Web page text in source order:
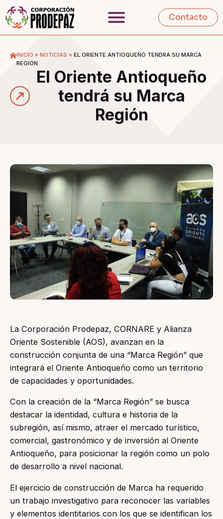
Contacto
INICIO » NOTICIAS » EL ORIENTE ANTIOQUEÑO TENDRÁ SU MARCA
REGIÓN
El Oriente Antioqueño
tendrá su Marca
Región
La Corporación Prodepaz, CORNARE y Alianza
Oriente Sostenible (AOS), avanzan en la
construcción conjunta de una “Marca Región” que
integrará el Oriente Antioqueño como un territorio
de capacidades y oportunidades.
Con la creación de la “Marca Región” se busca
destacar la identidad, cultura e historia de la
subregión, así mismo, atraer el mercado turístico,
comercial, gastronómico y de inversión al Oriente
Antioqueño, para posicionar la región como un polo
de desarrollo a nivel nacional.
El ejercicio de construcción de Marca ha requerido
un trabajo investigativo para reconocer las variables
y elementos identitarios con los que se identifican los